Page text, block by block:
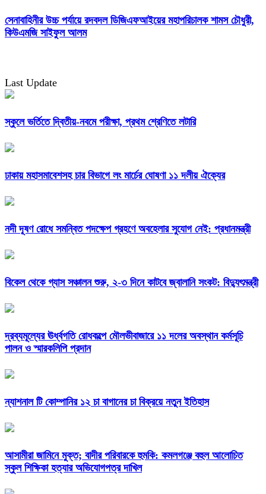
সেনাবাহিনীর উচ্চ পর্যায়ে রদবদল ডিজিএফআইয়ের মহাপরিচালক শামস চৌধুরী,
কিউএমজি সাইফুল আলম
Last Update
স্কুলে ভর্তিতে দ্বিতীয়-নবমে পরীক্ষা, প্রথম শ্রেণিতে লটারি
ঢাকায় মহাসমাবেশসহ চার বিভাগে লং মার্চের ঘোষণা ১১ দলীয় ঐক্যের
নদী দূষণ রোধে সমন্বিত পদক্ষেপ গ্রহণে অবহেলার সুযোগ নেই: প্রধানমন্ত্রী
বিকেল থেকে গ্যাস সঞ্চালন শুরু, ২-৩ দিনে কাটবে জ্বালানি সংকট: বিদ্যুৎমন্ত্রী
দ্রব্যমূল্যের ঊর্ধ্বগতি রোধকল্পে মৌলভীবাজারে ১১ দলের অবস্থান কর্মসূচি
পালন ও স্মারকলিপি প্রদান
ন্যাশনাল টি কোম্পানির ১২ চা বাগানের চা বিক্রয়ে নতুন ইতিহাস
আসামীরা জামিনে মুক্ত; বাদীর পরিবারকে হুমকি: কমলগঞ্জে বহুল আলোচিত
স্কুল শিক্ষিকা হত্যার অভিযোগপত্র দাখিল